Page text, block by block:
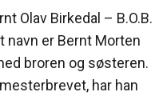
Olav Birkedal – B.O.B.
er Bernt Morten
broren og søsteren.
har han